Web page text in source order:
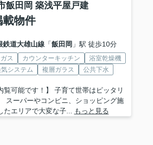
飯田岡 築浅平屋戸建
載物件
鉄道大雄山線「飯田岡 」駅 徒歩10分
ス カウンターキッチン
浴室乾燥機
システム
複層ガラス 公共下水
覧可能です！】 子育て世帯はピッタリ
スーパーやコンビニ、ショッピング施
たエリアで大変な子...
もっと見る